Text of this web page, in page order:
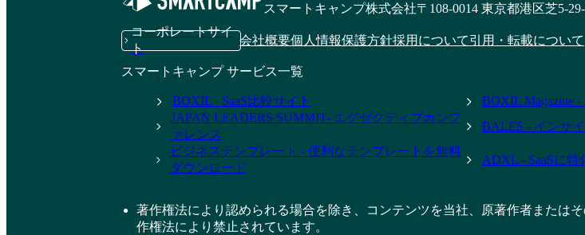
スマートキャンプ株式会社〒108-0014 東京都港区芝5-
コーポレートサイ
ト
会社概要個人情報保護方針採用について引用・転載について
スマートキャンプ サービス一覧
BOXIL - SaaS比較サイト BOXIL Magazine -
JAPAN LEADERS SUMMIT- エグゼクティブカンフ
ァレンス
BALES - インサ
ビジネステンプレート - 便利なテンプレートを無料
ダウンロード
ADXL - SaaSに
著作権法により認められる場合を除き、コンテンツを当社、原著作者または
作権法により禁止されています。